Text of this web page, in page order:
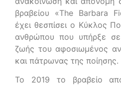
βραβείου «The Barbara
έχει θεσπίσει ο Κύκλος
ανθρώπου που υπήρξε
ζωής του αφοσιωμένος
και πάτρωνας της ποίησης.
Το 2019 το βραβείο